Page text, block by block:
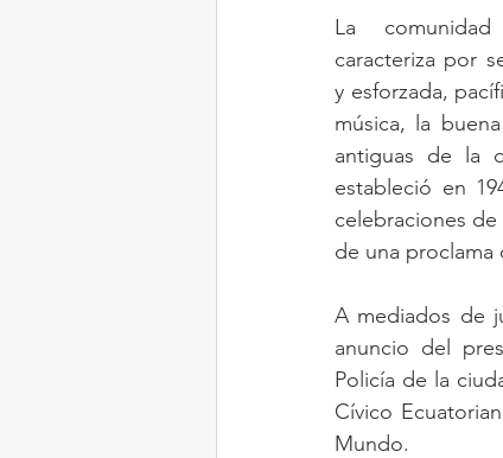
La
caracteriza por
y esforzada,
música, la
antiguas de la
estableció en
celebraciones
de una proclama
A mediados de
anuncio del
Policía de la
Cívico
Mundo.